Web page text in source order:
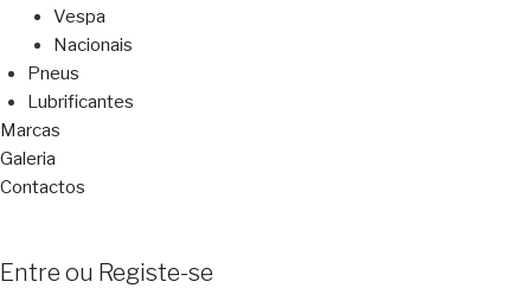
Vespa
Nacionais
Pneus
Lubrificantes
Marcas
Galeria
Contactos
Entre ou Registe-se